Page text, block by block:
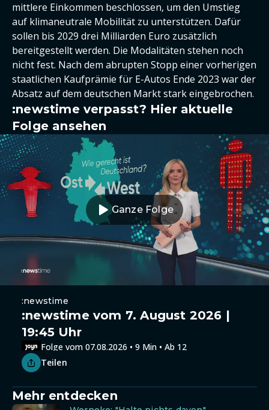
mittlere Einkommen beschlossen, um den Umstieg
auf klimaneutrale Mobilität zu unterstützen. Dafür
sollen bis 2029 drei Milliarden Euro zusätzlich
bereitgestellt werden. Die Modalitäten stehen noch
nicht fest. Nach dem abrupten Stopp einer vorherigen
staatlichen Kaufprämie für E-Autos Ende 2023 war der
Absatz auf dem deutschen Markt stark eingebrochen.
:newstime verpasst? Hier aktuelle
Folge ansehen
Ganze Folge
:newstime
:newstime vom 7. August 2026 |
19:45 Uhr
Folge vom 07.08.2026 • 9 Min • Ab 12
Teilen
Mehr entdecken